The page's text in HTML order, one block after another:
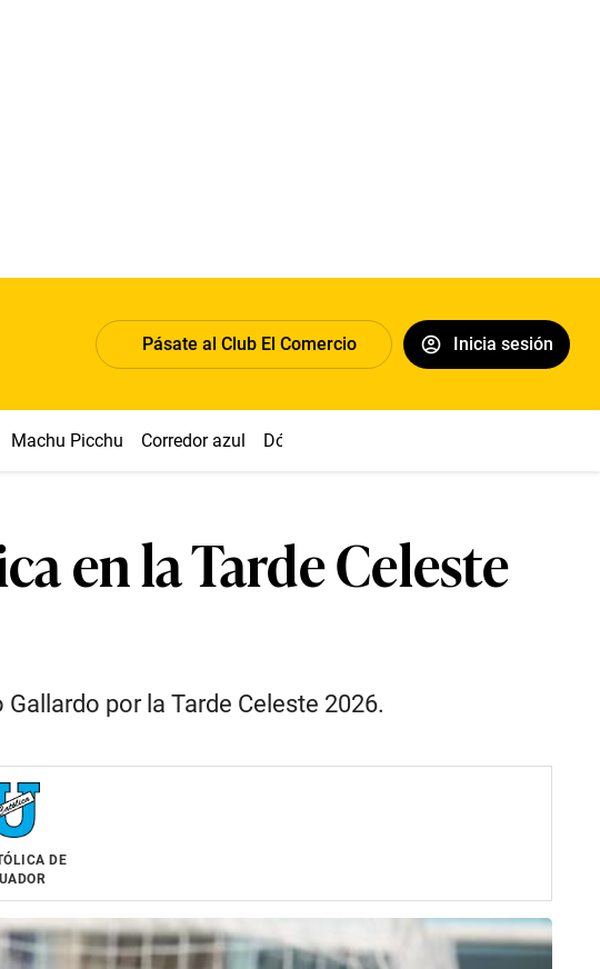
Pásate al Club El Comercio Inicia sesión
Machu Picchu Corredor azul Dólar
en la Tarde Celeste
por la Tarde Celeste 2026.
DE